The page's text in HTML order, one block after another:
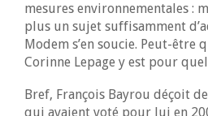
mesures environnementales :
plus un sujet suffisamment
Modem s’en soucie. Peut-être
Corinne Lepage y est pour
Bref, François Bayrou déçoit
qui avaient voté pour lui en